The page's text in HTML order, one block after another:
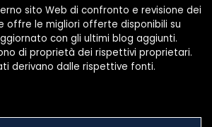
sito Web di confronto e revisione dei
offre le migliori offerte disponibili su
con gli ultimi blog aggiunti.
di proprietà dei rispettivi proprietari.
derivano dalle rispettive fonti.